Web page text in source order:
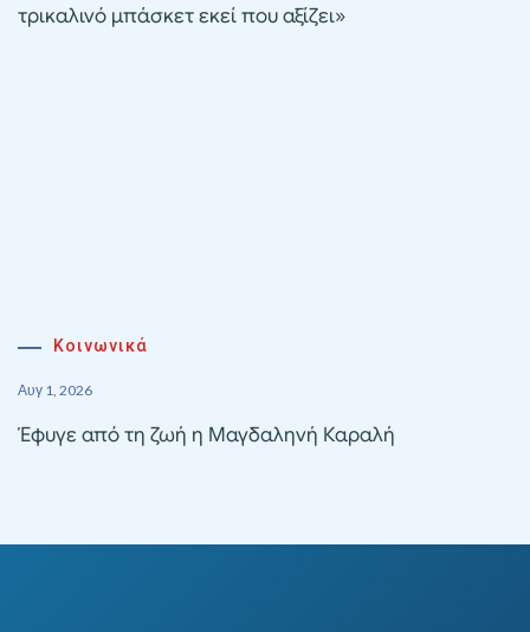
τρικαλινό μπάσκετ εκεί που αξίζει»
Κοινωνικά
Αυγ 1, 2026
Έφυγε από τη ζωή η Μαγδαληνή Καραλή